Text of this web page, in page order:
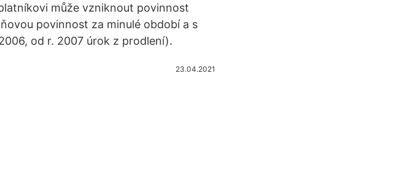
může vzniknout povinnost
povinnost za minulé období a s
od r. 2007 úrok z prodlení).
23.04.2021